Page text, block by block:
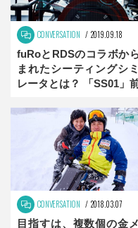
CONVERSATION 2019.09.18
fuRoとRDSのコラボか
まれたシーティングシ
レータとは？ 「SS01」
CONVERSATION 2018.03.07
目指すは、複数個の金